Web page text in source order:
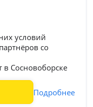
условий
со
в Сосновоборске
Подробнее